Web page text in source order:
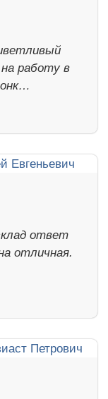
работу в
ответ
отличная.